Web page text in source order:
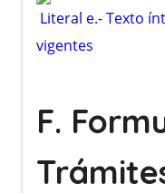
Literal e.- Texto
vigentes
F.